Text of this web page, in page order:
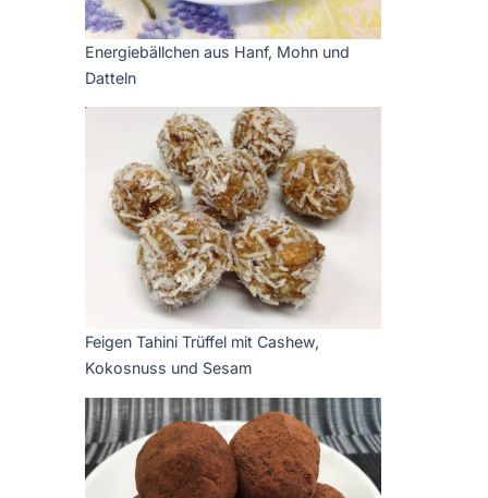
Energiebällchen aus Hanf, Mohn und
Datteln
Feigen Tahini Trüffel mit Cashew,
Kokosnuss und Sesam